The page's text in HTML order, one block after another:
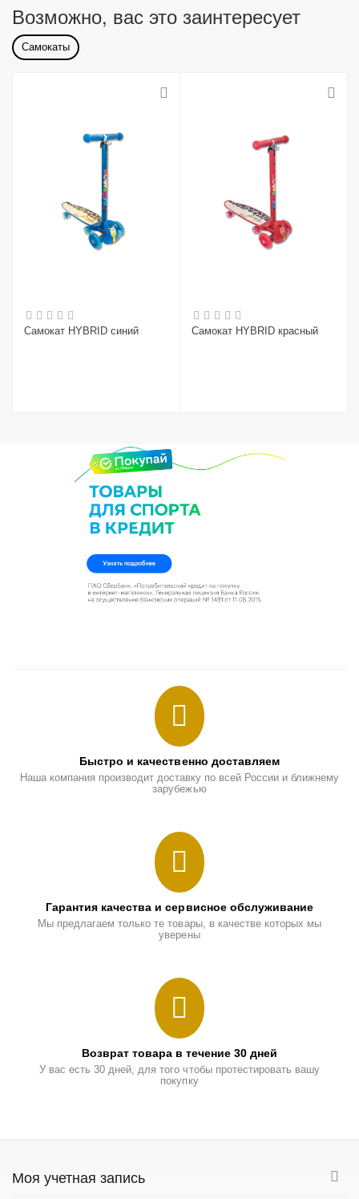
Возможно, вас это заинтересует
Самокаты
Самокат HYBRID синий Самокат HYBRID красный
Быстро и качественно доставляем
Наша компания производит доставку по всей России и ближнему
зарубежью
Гарантия качества и сервисное обслуживание
Мы предлагаем только те товары, в качестве которых мы
уверены
Возврат товара в течение 30 дней
У вас есть 30 дней, для того чтобы протестировать вашу
покупку
Моя учетная запись